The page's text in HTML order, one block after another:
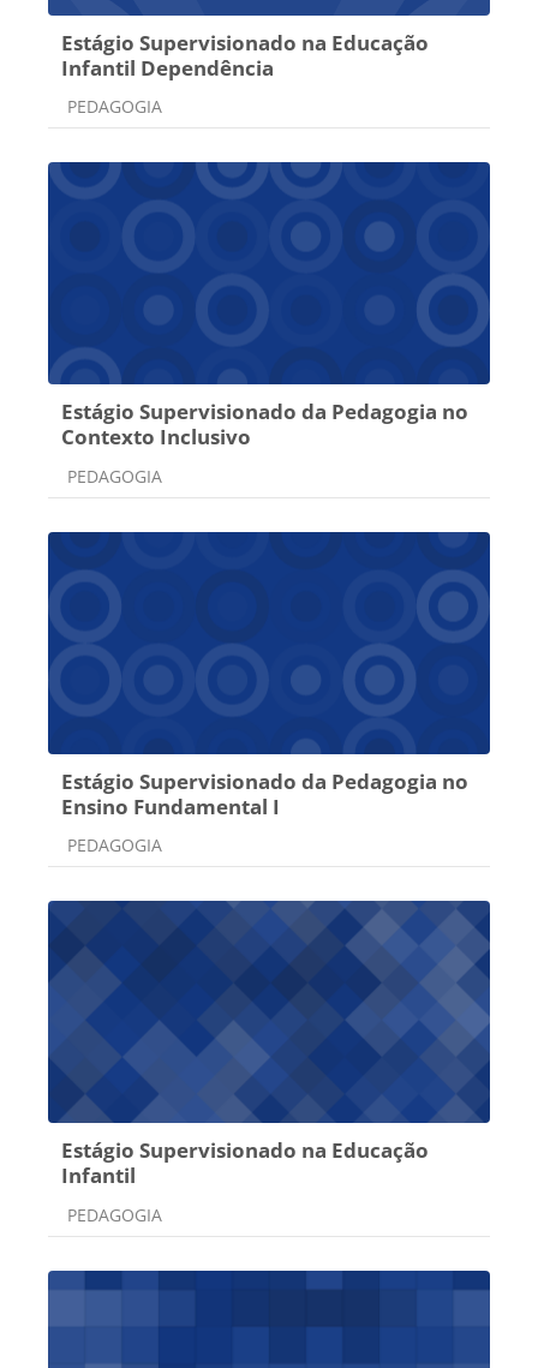
Estágio Supervisionado na Educação
Infantil Dependência
Categoria do curso
PEDAGOGIA
Estágio Supervisionado da Pedagogia no
Contexto Inclusivo
Categoria do curso
PEDAGOGIA
Estágio Supervisionado da Pedagogia no
Ensino Fundamental I
Categoria do curso
PEDAGOGIA
Estágio Supervisionado na Educação
Infantil
Categoria do curso
PEDAGOGIA